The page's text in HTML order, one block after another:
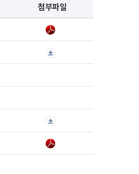
첨부파일